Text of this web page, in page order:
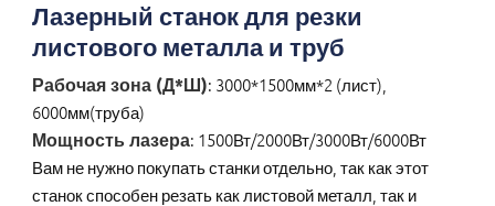
Лазерный станок для резки
листового металла и труб
Рабочая зона (Д*Ш): 3000*1500мм*2 (лист),
6000мм(труба)
Мощность лазера: 1500Вт/2000Вт/3000Вт/6000Вт
Вам не нужно покупать станки отдельно, так как этот
станок способен резать как листовой металл, так и